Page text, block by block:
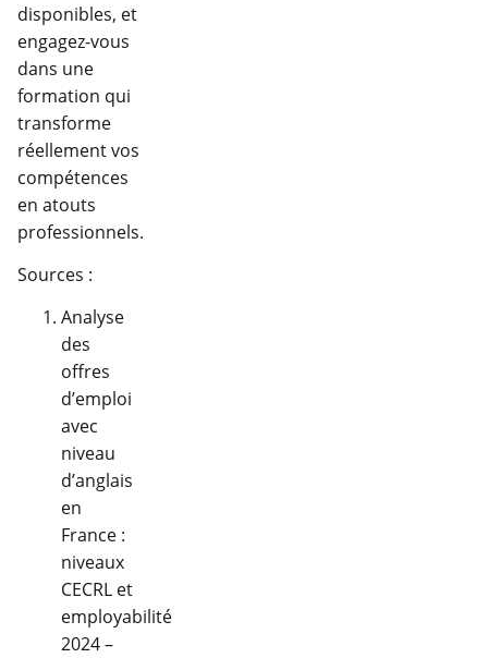
disponibles, et
engagez-vous
dans une
formation qui
transforme
réellement vos
compétences
en atouts
professionnels.
Sources :
Analyse
des
offres
d’emploi
avec
niveau
d’anglais
en
France :
niveaux
CECRL et
employabilité
2024 –